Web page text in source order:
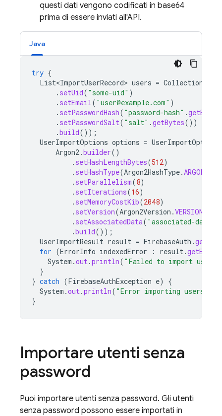
questi dati vengono codificati in base64
prima di essere inviati all'API.
Java
try {
List<ImportUserRecord> users = Collections
. setUid( "some-uid" )
. setEmail( "user@example.com" )
. setPasswordHash( "password-hash" .getBytes
. setPasswordSalt( "salt" .getBytes())
.build());
UserImportOptions options = UserImportOptions
Argon2.builder()
. setHashLengthBytes(512)
. setHashType(Argon2HashType.ARGON2_ID
. setParallelism(8)
. setIterations(16)
. setMemoryCostKib(2048)
. setVersion(Argon2Version .VERSION_10
. setAssociatedData( "associated-data"
.build());
UserImportResult result = FirebaseAuth .
for (ErrorInfo indexedError : result.
System .out.println( "Failed to import user:
}
} catch (FirebaseAuthException e)
{
System .out.println( "Error importing users: "
}
Importare utenti senza
password
Puoi importare utenti senza password. Gli utenti
senza password possono essere importati in